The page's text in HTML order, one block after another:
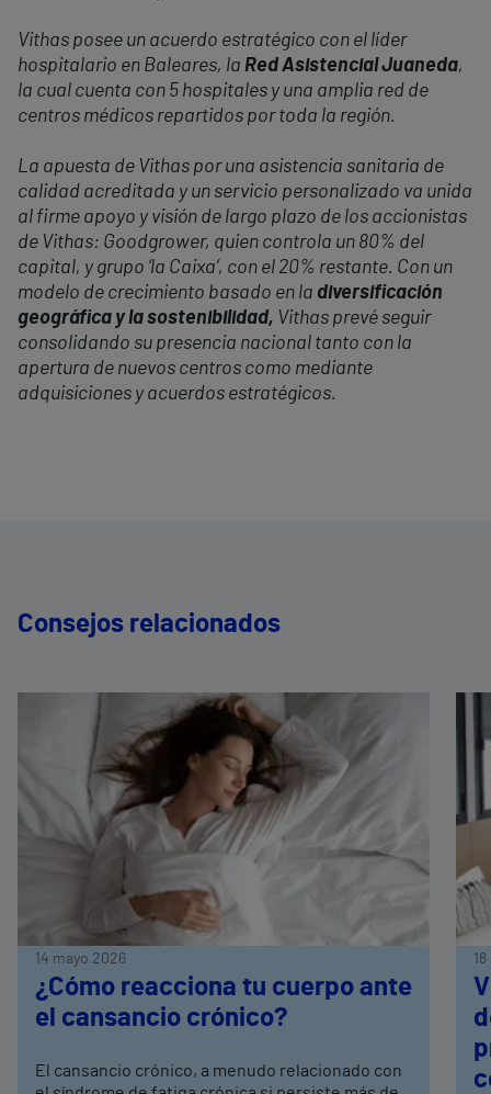
Vithas posee un acuerdo estratégico con el líder
hospitalario en Baleares, la Red Asistencial Juaneda,
la cual cuenta con 5 hospitales y una amplia red de
centros médicos repartidos por toda la región.
La apuesta de Vithas por una asistencia sanitaria de
calidad acreditada y un servicio personalizado va unida
al firme apoyo y visión de largo plazo de los accionistas
de Vithas: Goodgrower, quien controla un 80% del
capital, y grupo ‘la Caixa’, con el 20% restante. Con un
modelo de crecimiento basado en la diversificación
geográfica y la sostenibilidad, Vithas prevé seguir
consolidando su presencia nacional tanto con la
apertura de nuevos centros como mediante
adquisiciones y acuerdos estratégicos.
Consejos relacionados
14 mayo 2026
¿Cómo reacciona tu cuerpo ante
el cansancio crónico?
El cansancio crónico, a menudo relacionado con